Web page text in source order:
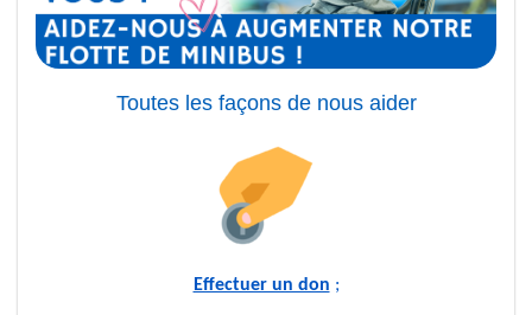
Toutes les façons de nous aider
Effectuer un don ;